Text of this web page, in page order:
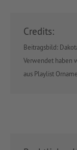
Credits:
Beitragsbild:
Verwendet haben
aus Playlist